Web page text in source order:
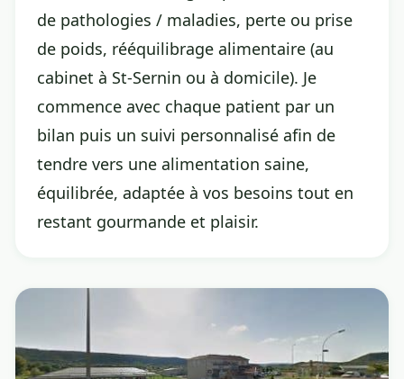
de pathologies / maladies, perte ou prise
de poids, rééquilibrage alimentaire (au
cabinet à St-Sernin ou à domicile). Je
commence avec chaque patient par un
bilan puis un suivi personnalisé afin de
tendre vers une alimentation saine,
équilibrée, adaptée à vos besoins tout en
restant gourmande et plaisir.